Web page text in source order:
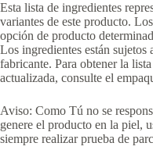
Esta lista de ingredientes
variantes de este producto.
opción de producto
Los ingredientes están sujetos
fabricante. Para obtener la
actualizada, consulte el
Aviso: Como Tú no se
genere el producto en la piel,
siempre realizar prueba de